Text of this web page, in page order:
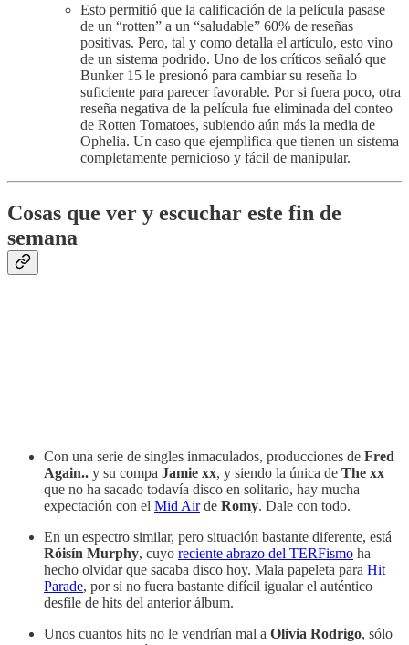
Esto permitió que la calificación de la película pasase
de un “rotten” a un “saludable” 60% de reseñas
positivas. Pero, tal y como detalla el artículo, esto vino
de un sistema podrido. Uno de los críticos señaló que
Bunker 15 le presionó para cambiar su reseña lo
suficiente para parecer favorable. Por si fuera poco, otra
reseña negativa de la película fue eliminada del conteo
de Rotten Tomatoes, subiendo aún más la media de
Ophelia. Un caso que ejemplifica que tienen un sistema
completamente pernicioso y fácil de manipular.
Cosas que ver y escuchar este fin de
semana
Con una serie de singles inmaculados, producciones de Fred
Again.. y su compa Jamie xx, y siendo la única de The xx
que no ha sacado todavía disco en solitario, hay mucha
expectación con el Mid Airde Romy. Dale con todo.
En un espectro similar, pero situación bastante diferente, está
Róisín Murphy, cuyo reciente abrazo del TERFismo ha
hecho olvidar que sacaba disco hoy. Mala papeleta para Hit
Parade, por si no fuera bastante difícil igualar el auténtico
desfile de hits del anterior álbum.
Unos cuantos hits no le vendrían mal a Olivia Rodrigo, sólo